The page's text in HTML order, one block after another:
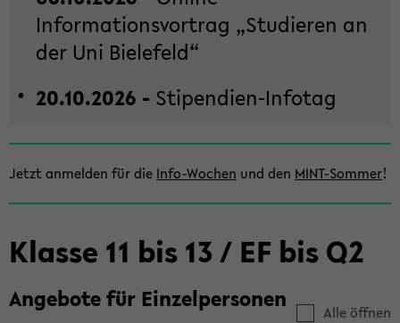
Haupt­
der
Sek­
on
Jetzt an­mel­den für die Info-​Wochen und den MINT-​Sommer!
Informationsvortrag „Stu­die­ren an
der Uni Bie­le­feld“
20.10.2026 - Stipendien-​Infotag
Klas­se 11 bis 13 / EF bis Q2
An­ge­bo­te für Ein­zel­per­so­nen
Alle öffnen